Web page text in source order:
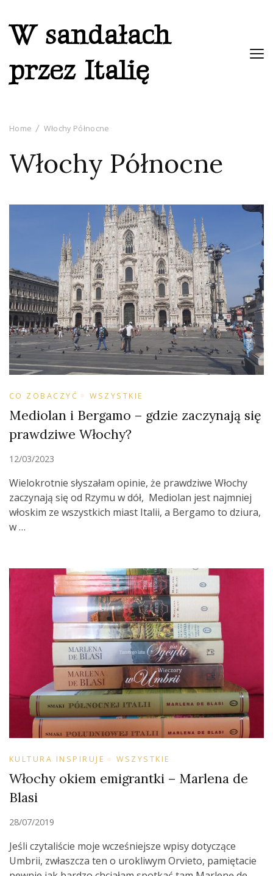
W sandałach
przez Italię
Home Włochy Północne
Włochy Północne
CO ZOBACZYĆ WSZYSTKIE
Mediolan i Bergamo – gdzie zaczynają się
prawdziwe Włochy?
12/03/2023
Wielokrotnie słyszałam opinie, że prawdziwe Włochy
zaczynają się od Rzymu w dół, Mediolan jest najmniej
włoskim ze wszystkich miast Italii, a Bergamo to dziura,
w …
KULTURA INSPIRUJE WSZYSTKIE
Włochy okiem emigrantki – Marlena de
Blasi
28/07/2019
Jeśli czytaliście moje wcześniejsze wpisy dotyczące
Umbrii, zwłaszcza ten o urokliwym Orvieto, pamiętacie